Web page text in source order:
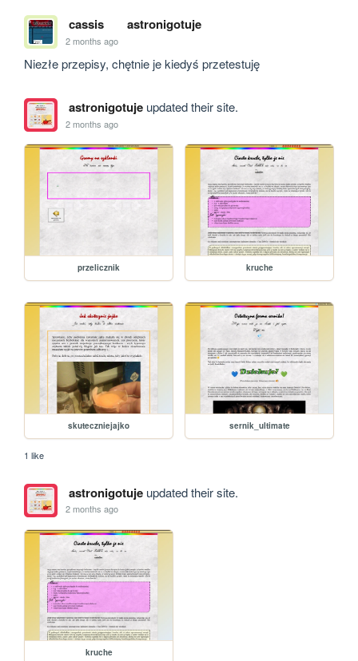
cassis astronigotuje
2 months ago
Niezłe przepisy, chętnie je kiedyś przetestuję
astronigotujeupdated their site.
2 months ago
przelicznik kruche
skuteczniejajko sernik_ultimate
1 like
astronigotujeupdated their site.
2 months ago
kruche